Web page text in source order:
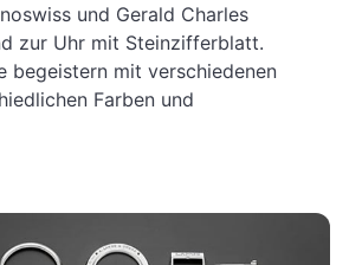
und Gerald Charles
zur Uhr mit Steinzifferblatt.
begeistern mit verschiedenen
Farben und